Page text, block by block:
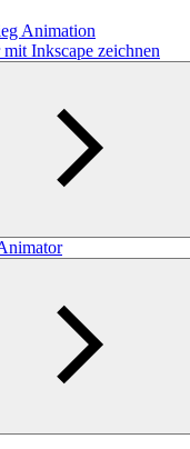
Animation
Inkscape zeichnen